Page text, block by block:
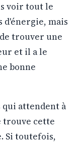
voir tout le
d'énergie, mais
trouver une
et il a le
bonne
qui attendent à
trouve cette
Si toutefois,